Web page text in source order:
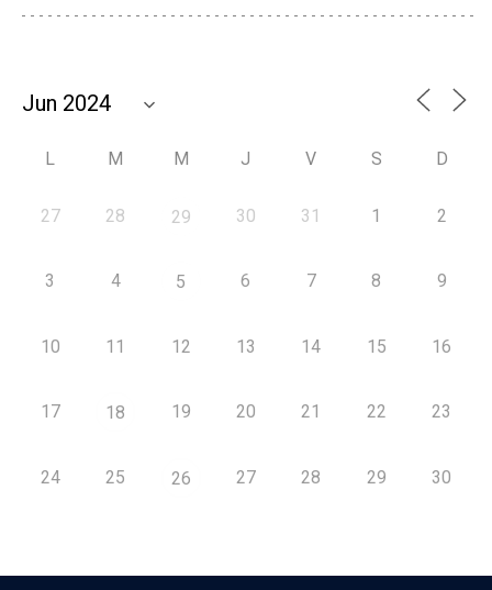
L M M J V S D
27 28 29 30 31 1 2
3 4 5 6 7 8 9
10 11 12 13 14 15 16
17 18 19 20 21 22 23
24 25 26 27 28 29 30